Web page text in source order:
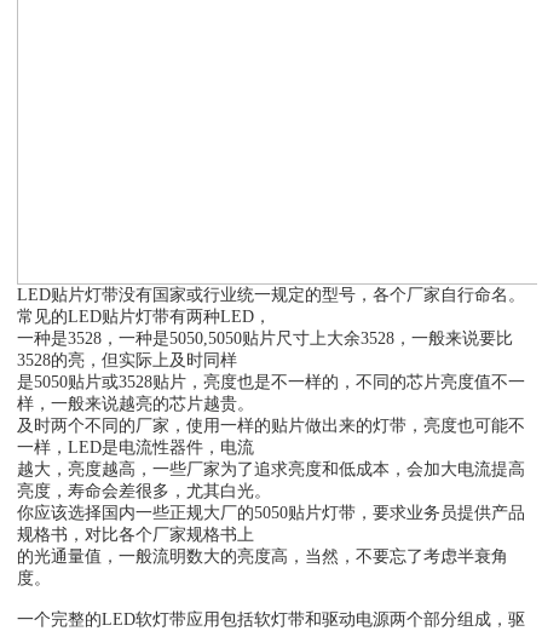
LED贴片灯带没有国家或行业统一规定的型号，各个厂家自行命名。
常见的LED贴片灯带有两种LED，
一种是3528，一种是5050,5050贴片尺寸上大余3528，一般来说要比
3528的亮，但实际上及时同样
是5050贴片或3528贴片，亮度也是不一样的，不同的芯片亮度值不一
样，一般来说越亮的芯片越贵。
及时两个不同的厂家，使用一样的贴片做出来的灯带，亮度也可能不
一样，LED是电流性器件，电流
越大，亮度越高，一些厂家为了追求亮度和低成本，会加大电流提高
亮度，寿命会差很多，尤其白光。
你应该选择国内一些正规大厂的5050贴片灯带，要求业务员提供产品
规格书，对比各个厂家规格书上
的光通量值，一般流明数大的亮度高，当然，不要忘了考虑半衰角
度。
一个完整的LED软灯带应用包括软灯带和驱动电源两个部分组成，驱